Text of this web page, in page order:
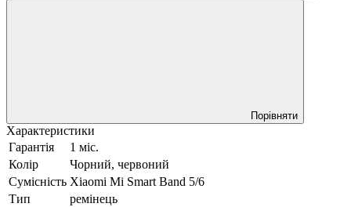
Порівняти
Характеристики
Гарантія
1 міс.
Колір
Чорний, червоний
Сумісність Xiaomi Mi Smart Band 5/6
Тип
ремінець